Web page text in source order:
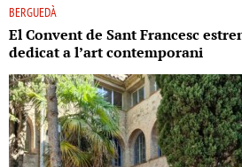
BERGUEDÀ
El Convent de Sant Francesc
dedicat a l’art contemporani